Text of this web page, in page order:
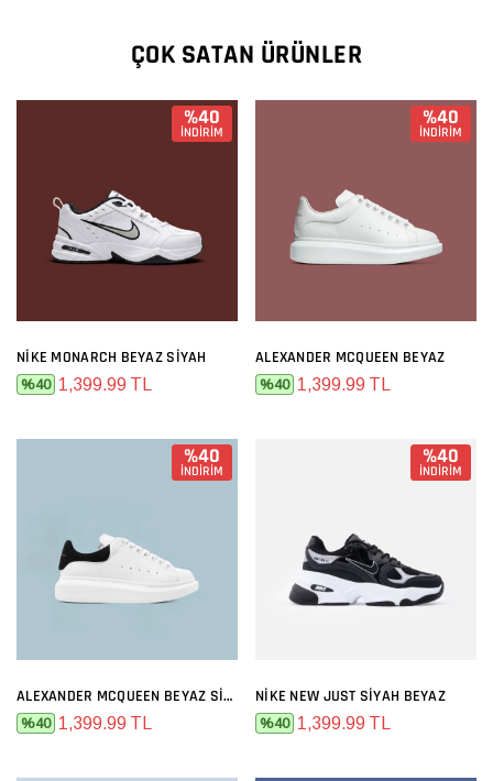
ÇOK SATAN ÜRÜNLER
%40
İNDİRİM
NIKE MONARCH BEYAZ SIYAH
%40 1,399.99 TL
%40
İNDİRİM
ALEXANDER MCQUEEN BEYAZ
%40 1,399.99 TL
%40
İNDİRİM
ALEXANDER MCQUEEN BEYAZ SIYAH
%40 1,399.99 TL
%40
İNDİRİM
NIKE NEW JUST SIYAH BEYAZ
%40 1,399.99 TL